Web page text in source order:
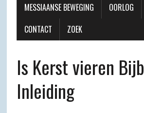
MESSIAANSE BEWEGING
OORLOG
CONTACT
ZOEK
Is Kerst vieren
Inleiding